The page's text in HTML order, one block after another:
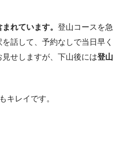
れています。 登山コースを急
話して、予約なしで当日早く
せしますが、下山後には登山
キレイです。